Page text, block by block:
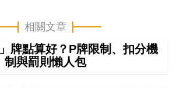
相關文章
牌點算好？P牌限制、扣分機
制與罰則懶人包